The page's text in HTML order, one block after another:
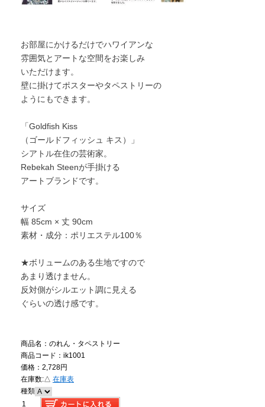
お部屋にかけるだけでハワイアンな
雰囲気とアートな空間をお楽しみ
いただけます。
壁に掛けてポスターやタペストリーの
ようにもできます。
「Goldfish Kiss
（ゴールドフィッシュ キス）」
シアトル在住の芸術家。
Rebekah Steenが手掛ける
アートブランドです。
サイズ
幅 85cm × 丈 90cm
素材・成分：ポリエステル100％
★ボリュームのある生地ですので
あまり透けません。
反対側がシルエット調に見える
ぐらいの透け感です。
商品名：のれん・タペストリー
商品コード：ik1001
価格：2,728円
在庫数:△ 在庫表
種類